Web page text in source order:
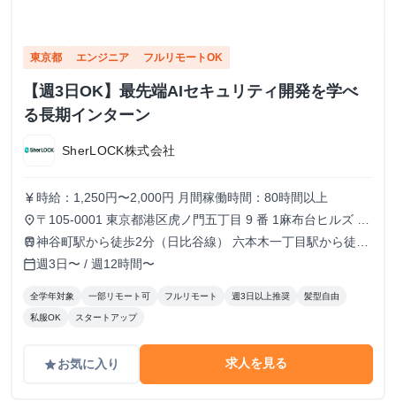
東京都 エンジニア フルリモートOK
【週3日OK】最先端AIセキュリティ開発を学べ
る長期インターン
SherLOCK株式会社
currency_yen 時給：1,250円〜2,000円 月間稼働時間：80時間以上
place 〒105-0001 東京都港区虎ノ門五丁目 9 番 1麻布台ヒルズ ガ
ーデンプラザB 5階 TOKYO VENTURE CAPlTAL HUB内（フ
ルリモートも可）
train神谷町駅から徒歩2分（日比谷線） 六本木一丁目駅から徒歩
10分（南北線）
calendar_today週3日〜 / 週12時間〜
全学年対象 一部リモート可 フルリモート 週3日以上推奨 髪型自由
私服OK スタートアップ
gradeお気に入り 求人を見る